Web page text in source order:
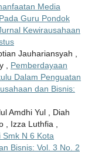
Media
Guru Pondok
Kewirausahaan
Jauhariansyah ,
, Pemberdayaan
Dalam Penguatan
dan Bisnis:
Amdhi Yul , Diah
, Izza Luthfia ,
N 6 Kota
Bisnis: Vol. 3 No. 2